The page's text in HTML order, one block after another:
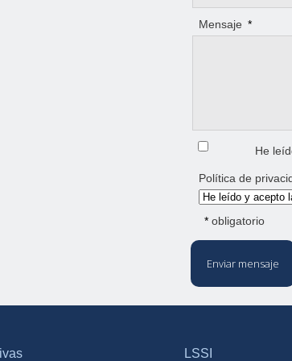
Mensaje *
He
Política de
* obligatorio
Enviar mensaje
LSSI